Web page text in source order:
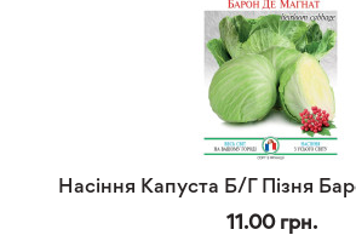
Насіння Капуста Б/Г Пізня
11.00 грн.